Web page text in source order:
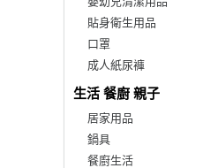
貼身衛生用品
口罩
成人紙尿褲
生活 餐廚 親子
居家用品
鍋具
餐廚生活